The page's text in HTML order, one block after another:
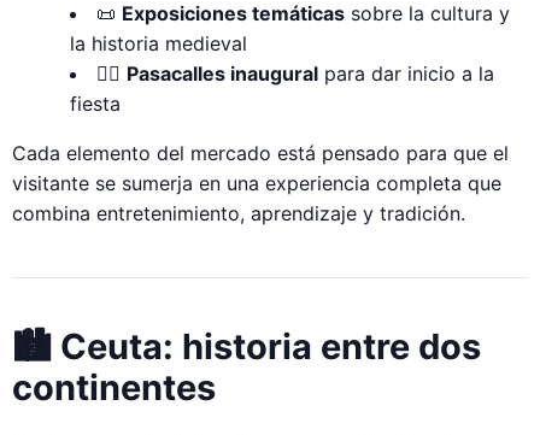
📜 Exposiciones temáticas sobre la cultura y
la historia medieval
🚶‍♂️ Pasacalles inaugural para dar inicio a la
fiesta
Cada elemento del mercado está pensado para que el
visitante se sumerja en una experiencia completa que
combina entretenimiento, aprendizaje y tradición.
🏙 Ceuta: historia entre dos
continentes